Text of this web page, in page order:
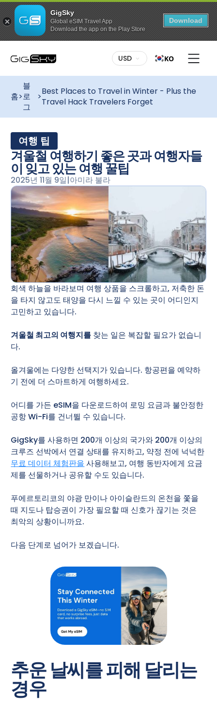
GigSky
Global eSIM Travel App
Download the app on the Play Store
Download
USD KO
홈>
블
로
그
>Best Places to Travel in Winter - Plus the
Travel Hack Travelers Forget
여행 팁
겨울철 여행하기 좋은 곳과 여행자들
이 잊고 있는 여행 꿀팁
2025년 11월 9일|아미라 불라
회색 하늘을 바라보며 여행 상품을 스크롤하고, 저축한 돈
을 타지 않고도 태양을 다시 느낄 수 있는 곳이 어디인지
고민하고 있습니다.
겨울철 최고의 여행지를 찾는 일은 복잡할 필요가 없습니
다.
올겨울에는 다양한 선택지가 있습니다. 항공편을 예약하
기 전에 더 스마트하게 여행하세요.
어디를 가든 eSIM을 다운로드하여 로밍 요금과 불안정한
공항 Wi-Fi를 건너뛸 수 있습니다.
GigSky를 사용하면 200개 이상의 국가와 200개 이상의
크루즈 선박에서 연결 상태를 유지하고, 약정 전에 넉넉한
무료 데이터 체험판을 사용해보고, 여행 동반자에게 요금
제를 선물하거나 공유할 수도 있습니다.
푸에르토리코의 야광 만이나 아이슬란드의 온천을 쫓을
때 지도나 탑승권이 가장 필요할 때 신호가 끊기는 것은
최악의 상황이니까요.
다음 단계로 넘어가 보겠습니다.
추운 날씨를 피해 달리는
경우